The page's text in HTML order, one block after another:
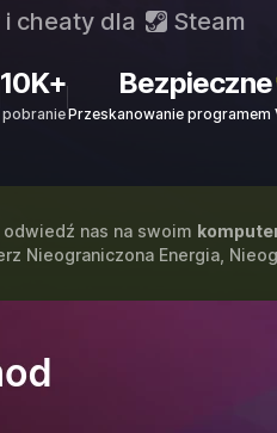
cheaty dla Steam
10K+
pobranie
Bezpieczne
Przeskanowanie programem
odwiedź nas na swoim
Nieograniczona Energia,